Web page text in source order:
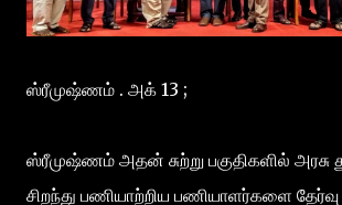
ஸ்ரீமுஷ்ணம் . அக் 13 ;
ஸ்ரீமுஷ்ணம் அதன் சுற்று பகுதிகளில் அரசு
சிறந்து பணியாற்றிய பணியாளர்களை